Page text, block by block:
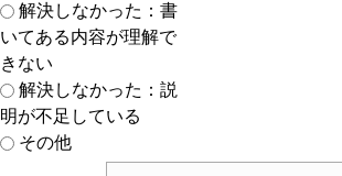
解決しなかった：書
いてある内容が理解で
きない
解決しなかった：説
明が不足している
その他